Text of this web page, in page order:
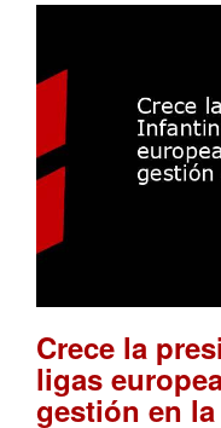
Crece la
ligas
gestión en la